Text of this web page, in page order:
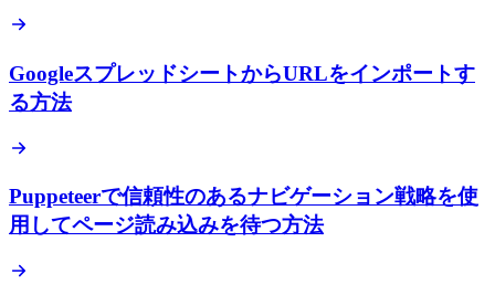
GoogleスプレッドシートからURLをインポートす
る方法
Puppeteerで信頼性のあるナビゲーション戦略を使
用してページ読み込みを待つ方法